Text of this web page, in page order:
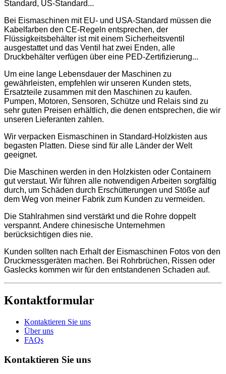
Standard, US-Standard...
Bei Eismaschinen mit EU- und USA-Standard müssen die
Kabelfarben den CE-Regeln entsprechen, der
Flüssigkeitsbehälter ist mit einem Sicherheitsventil
ausgestattet und das Ventil hat zwei Enden, alle
Druckbehälter verfügen über eine PED-Zertifizierung...
Um eine lange Lebensdauer der Maschinen zu
gewährleisten, empfehlen wir unseren Kunden stets,
Ersatzteile zusammen mit den Maschinen zu kaufen.
Pumpen, Motoren, Sensoren, Schütze und Relais sind zu
sehr guten Preisen erhältlich, die denen entsprechen, die wir
unseren Lieferanten zahlen.
Wir verpacken Eismaschinen in Standard-Holzkisten aus
begasten Platten. Diese sind für alle Länder der Welt
geeignet.
Die Maschinen werden in den Holzkisten oder Containern
gut verstaut. Wir führen alle notwendigen Arbeiten sorgfältig
durch, um Schäden durch Erschütterungen und Stöße auf
dem Weg von meiner Fabrik zum Kunden zu vermeiden.
Die Stahlrahmen sind verstärkt und die Rohre doppelt
verspannt. Andere chinesische Unternehmen
berücksichtigen dies nie.
Kunden sollten nach Erhalt der Eismaschinen Fotos von den
Druckmessgeräten machen. Bei Rohrbrüchen, Rissen oder
Gaslecks kommen wir für den entstandenen Schaden auf.
Kontaktformular
Kontaktieren Sie uns
Über uns
FAQs
Kontaktieren Sie uns